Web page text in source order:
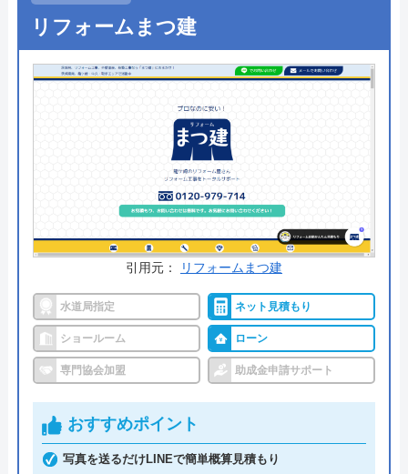
品を提供することができます。
施工に関しては自社社員もしくは契約しているエン
ジニアが工事を担当しますが、全ての商品に対し
て、10年の商品・工事保証がつくため万が一のトラ
ブルの時も安心です。TOTOやLIXIL、Panasonicな
どの国内主要メーカーのトイレを取り揃えており、
「まるごとサービスパック」では工事費や処分費な
どが全てコミコミのため、金額のわかりやすさもお
すすめのポイントです。
公式サイトで
料金詳細を見る
今すぐ電話で相談する
0120-12-4353
交換できるくん の基本情報
リフォームまつ建
引用元： リフォームまつ建
水道局指定 ネット見積もり
ショールーム ローン
専門協会加盟 助成金申請サポート
おすすめポイント
写真を送るだけLINEで簡単概算見積もり